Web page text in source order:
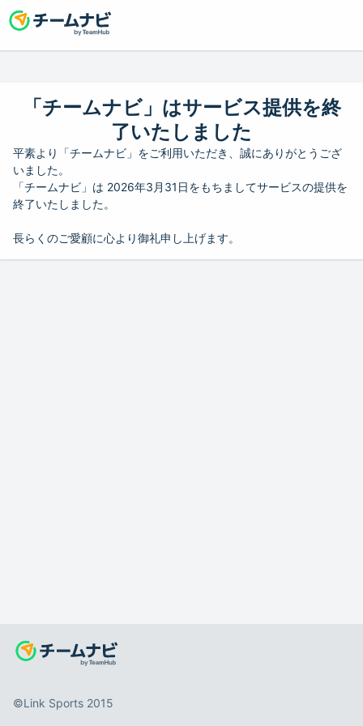
「チームナビ」はサービス提供を終
了いたしました
平素より「チームナビ」をご利用いただき、誠にありがとうござ
いました。
「チームナビ」は 2026年3月31日をもちましてサービスの提供を
終了いたしました。
長らくのご愛顧に心より御礼申し上げます。
©️Link Sports 2015